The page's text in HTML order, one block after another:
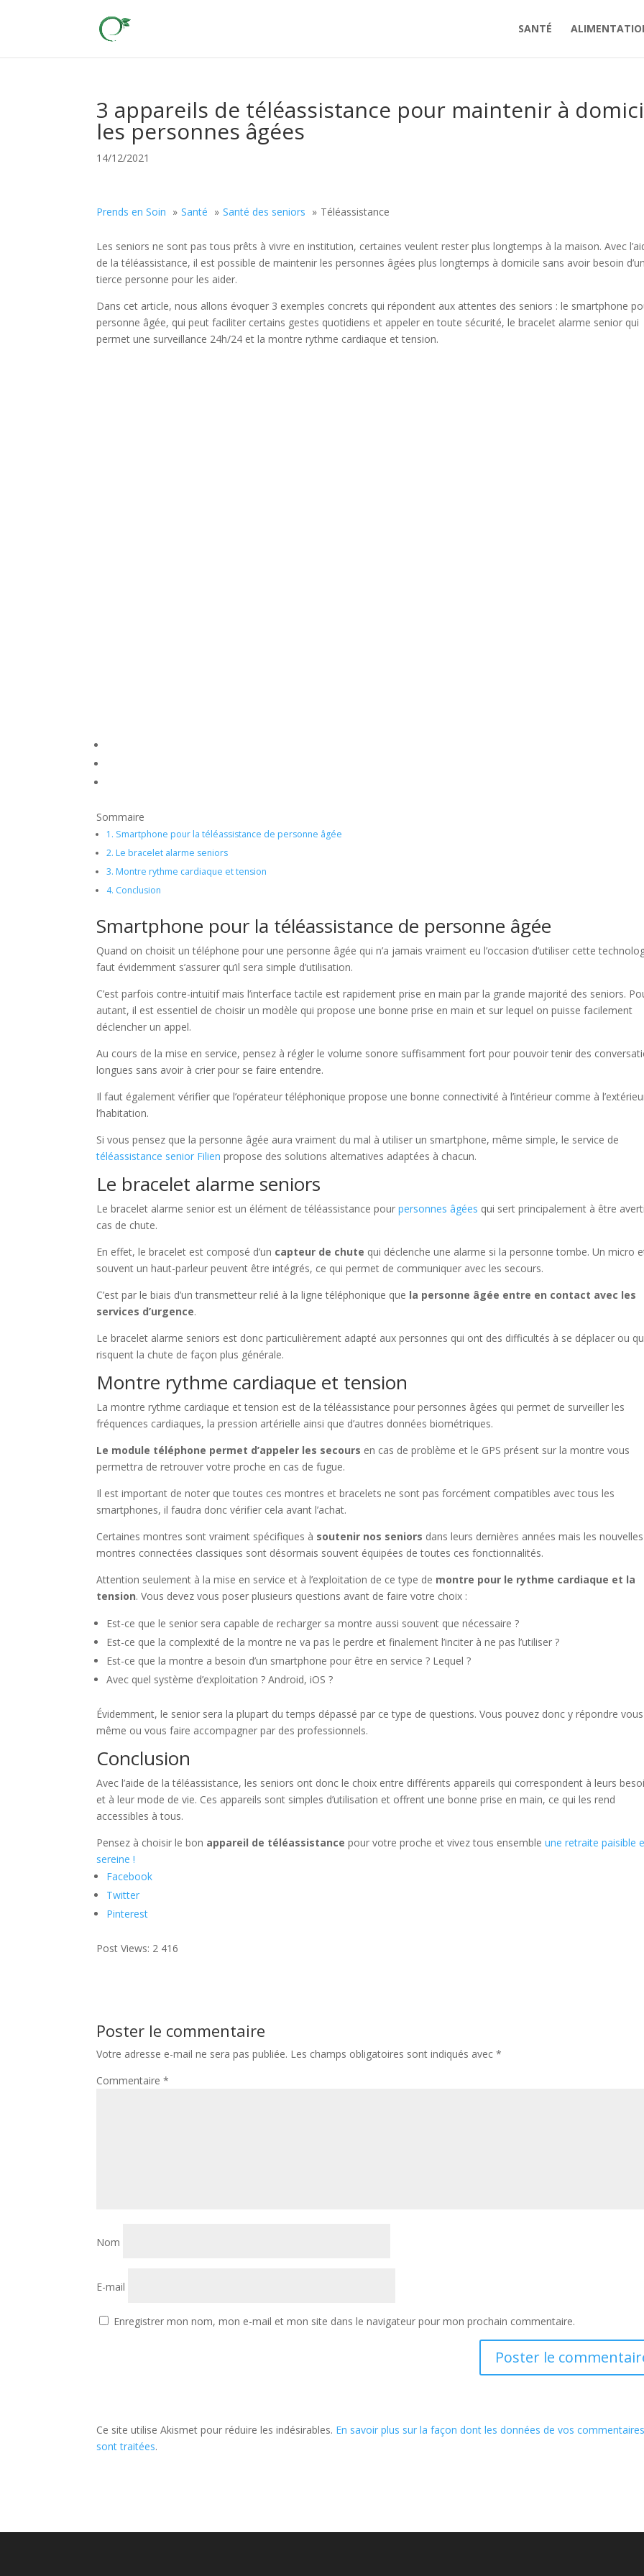
SANTÉ
3 appareils de téléassistance pour maintenir à
les personnes âgées
14/12/2021
Prends en Soin Santé Santé des seniors Téléassistance
Les seniors ne sont pas tous prêts à vivre en institution, certaines veulent rester plus longtemps à la maison. Avec
de la téléassistance, il est possible de maintenir les personnes âgées plus longtemps à domicile sans avoir besoin
tierce personne pour les aider.
Dans cet article, nous allons évoquer 3 exemples concrets qui répondent aux attentes des seniors : le smartphone
personne âgée, qui peut faciliter certains gestes quotidiens et appeler en toute sécurité, le bracelet alarme senior qui
permet une surveillance 24h/24 et la montre rythme cardiaque et tension.
Sommaire
1. Smartphone pour la téléassistance de personne âgée
2. Le bracelet alarme seniors
3. Montre rythme cardiaque et tension
4. Conclusion
Smartphone pour la téléassistance de personne âgée
Quand on choisit un téléphone pour une personne âgée qui n’a jamais vraiment eu l’occasion d’utiliser cette
faut évidemment s’assurer qu’il sera simple d’utilisation.
C’est parfois contre-intuitif mais l’interface tactile est rapidement prise en main par la grande majorité des seniors.
autant, il est essentiel de choisir un modèle qui propose une bonne prise en main et sur lequel on puisse facilement
déclencher un appel.
Au cours de la mise en service, pensez à régler le volume sonore suffisamment fort pour pouvoir tenir des
longues sans avoir à crier pour se faire entendre.
Il faut également vérifier que l’opérateur téléphonique propose une bonne connectivité à l’intérieur comme à
l’habitation.
Si vous pensez que la personne âgée aura vraiment du mal à utiliser un smartphone, même simple, le service de
téléassistance senior Filien propose des solutions alternatives adaptées à chacun.
Le bracelet alarme seniors
Le bracelet alarme senior est un élément de téléassistance pourpersonnes âgées qui sert principalement à être
cas de chute.
En effet, le bracelet est composé d’un capteur de chute qui déclenche une alarme si la personne tombe. Un micro
souvent un haut-parleur peuvent être intégrés, ce qui permet de communiquer avec les secours.
C’est par le biais d’un transmetteur relié à la ligne téléphonique que la personne âgée entre en contact avec les
services d’urgence.
Le bracelet alarme seniors est donc particulièrement adapté aux personnes qui ont des difficultés à se déplacer ou
risquent la chute de façon plus générale.
Montre rythme cardiaque et tension
La montre rythme cardiaque et tension est de la téléassistance pour personnes âgées qui permet de surveiller les
fréquences cardiaques, la pression artérielle ainsi que d’autres données biométriques.
Le module téléphone permet d’appeler les secours en cas de problème et le GPS présent sur la montre vous
permettra de retrouver votre proche en cas de fugue.
Il est important de noter que toutes ces montres et bracelets ne sont pas forcément compatibles avec tous les
smartphones, il faudra donc vérifier cela avant l’achat.
Certaines montres sont vraiment spécifiques à soutenir nos seniors dans leurs dernières années mais les nouvelles
montres connectées classiques sont désormais souvent équipées de toutes ces fonctionnalités.
Attention seulement à la mise en service et à l’exploitation de ce type de montre pour le rythme cardiaque et la
tension. Vous devez vous poser plusieurs questions avant de faire votre choix :
Est-ce que le senior sera capable de recharger sa montre aussi souvent que nécessaire ?
Est-ce que la complexité de la montre ne va pas le perdre et finalement l’inciter à ne pas l’utiliser ?
Est-ce que la montre a besoin d’un smartphone pour être en service ? Lequel ?
Avec quel système d’exploitation ? Android, iOS ?
Évidemment, le senior sera la plupart du temps dépassé par ce type de questions. Vous pouvez donc y répondre
même ou vous faire accompagner par des professionnels.
Conclusion
Avec l’aide de la téléassistance, les seniors ont donc le choix entre différents appareils qui correspondent à leurs
et à leur mode de vie. Ces appareils sont simples d’utilisation et offrent une bonne prise en main, ce qui les rend
accessibles à tous.
Pensez à choisir le bon appareil de téléassistance pour votre proche et vivez tous ensembleune retraite paisible
sereine !
Facebook
Twitter
Pinterest
Post Views: 2 416
Poster le commentaire
Votre adresse e-mail ne sera pas publiée. Les champs obligatoires sont indiqués avec*
Commentaire*
Nom
E-mail
Enregistrer mon nom, mon e-mail et mon site dans le navigateur pour mon prochain commentaire.
Ce site utilise Akismet pour réduire les indésirables. En savoir plus sur la façon dont les données de vos
sont traitées.